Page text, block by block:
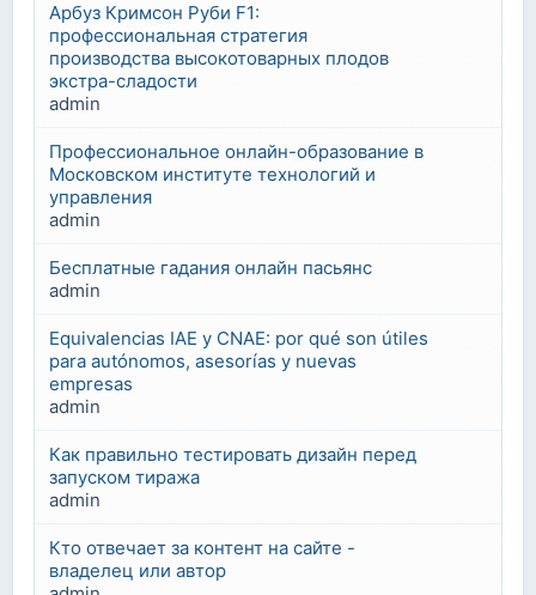
Арбуз Кримсон Руби F1:
профессиональная стратегия
производства высокотоварных плодов
экстра-сладости
admin
Профессиональное онлайн-образование в
Московском институте технологий и
управления
admin
Бесплатные гадания онлайн пасьянс
admin
Equivalencias IAE y CNAE: por qué son útiles
para autónomos, asesorías y nuevas
empresas
admin
Как правильно тестировать дизайн перед
запуском тиража
admin
Кто отвечает за контент на сайте -
владелец или автор